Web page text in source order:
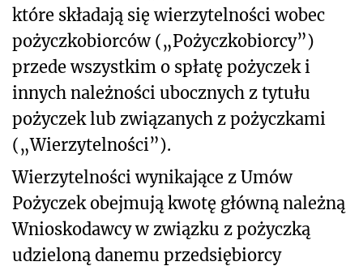
które składają się wierzytelności wobec
pożyczkobiorców („Pożyczkobiorcy”)
przede wszystkim o spłatę pożyczek i
innych należności ubocznych z tytułu
pożyczek lub związanych z pożyczkami
(„Wierzytelności”).
Wierzytelności wynikające z Umów
Pożyczek obejmują kwotę główną należną
Wnioskodawcy w związku z pożyczką
udzieloną danemu przedsiębiorcy